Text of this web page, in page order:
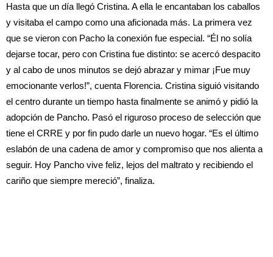
Hasta que un día llegó Cristina. A ella le encantaban los caballos
y visitaba el campo como una aficionada más. La primera vez
que se vieron con Pacho la conexión fue especial. “Él no solía
dejarse tocar, pero con Cristina fue distinto: se acercó despacito
y al cabo de unos minutos se dejó abrazar y mimar ¡Fue muy
emocionante verlos!”, cuenta Florencia. Cristina siguió visitando
el centro durante un tiempo hasta finalmente se animó y pidió la
adopción de Pancho. Pasó el riguroso proceso de selección que
tiene el CRRE y por fin pudo darle un nuevo hogar. “Es el último
eslabón de una cadena de amor y compromiso que nos alienta a
seguir. Hoy Pancho vive feliz, lejos del maltrato y recibiendo el
cariño que siempre mereció”, finaliza.